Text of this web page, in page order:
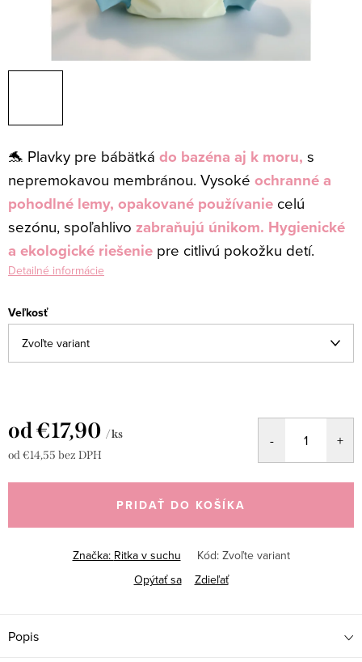
🐬 Plavky pre bábätká do bazéna aj k moru, s
nepremokavou membránou. Vysoké ochranné a
pohodlné lemy, opakované používanie celú
sezónu, spoľahlivo zabraňujú únikom. Hygienické
a ekologické riešenie pre citlivú pokožku detí.
Detailné informácie
Veľkosť
od€17,90 / ks
od€14,55 bez DPH
cena:
PRIDAŤ DO KOŠÍKA
Značka: Ritka v suchu Kód: Zvoľte variant
Opýtať sa
Zdieľať
Popis